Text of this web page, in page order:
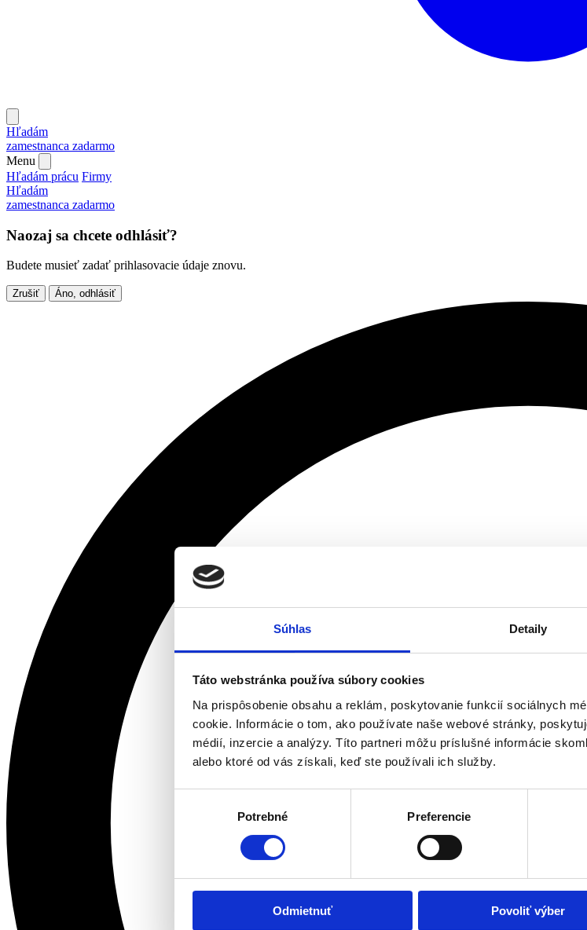
Súhlas Detaily
Táto webstránka používa súbory cookies
Na prispôsobenie obsahu a reklám, poskytovanie funkcií sociálnych
cookie. Informácie o tom, ako používate naše webové stránky,
médií, inzercie a analýzy. Títo partneri môžu príslušné informácie
alebo ktoré od vás získali, keď ste používali ich služby.
Potrebné Preferencie
Odmietnuť Povoliť výber
Hľadám
zamestnanca zadarmo
Menu
Hľadám prácu Firmy
Hľadám
zamestnanca zadarmo
Naozaj sa chcete odhlásiť?
Budete musieť zadať prihlasovacie údaje znovu.
Zrušiť Áno, odhlásiť